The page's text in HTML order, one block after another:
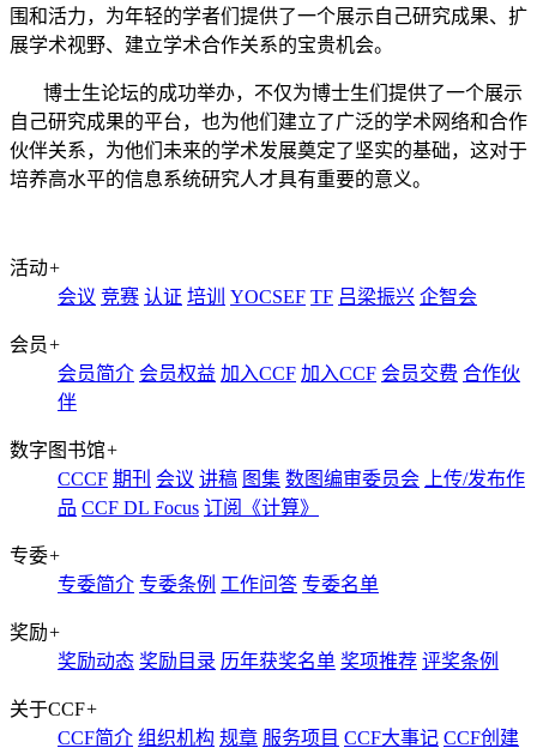
围和活力，为年轻的学者们提供了一个展示自己研究成果、扩
展学术视野、建立学术合作关系的宝贵机会。
博士生论坛的成功举办，不仅为博士生们提供了一个展示
自己研究成果的平台，也为他们建立了广泛的学术网络和合作
伙伴关系，为他们未来的学术发展奠定了坚实的基础，这对于
培养高水平的信息系统研究人才具有重要的意义。
活动+
会议 竞赛 认证 培训 YOCSEF TF 吕梁振兴 企智会
会员+
会员简介 会员权益 加入CCF 加入CCF 会员交费 合作伙
伴
数字图书馆+
CCCF 期刊 会议 讲稿 图集 数图编审委员会
上传/发布作
品 CCF DL Focus 订阅《计算》
专委+
专委简介 专委条例 工作问答 专委名单
奖励+
奖励动态 奖励目录 历年获奖名单 奖项推荐 评奖条例
关于CCF+
CCF简介 组织机构 规章 服务项目 CCF大事记 CCF创建